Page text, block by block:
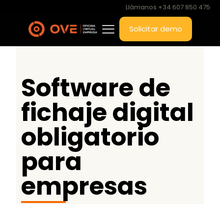
Llámanos +34 607 850 475
Solicitar demo
Software de
fichaje digital
obligatorio
para
empresas